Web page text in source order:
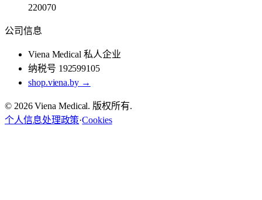
220070
公司信息
Viena Medical 私人企业
纳税号 192599105
shop.viena.by →
© 2026 Viena Medical. 版权所有.
个人信息处理政策·Cookies